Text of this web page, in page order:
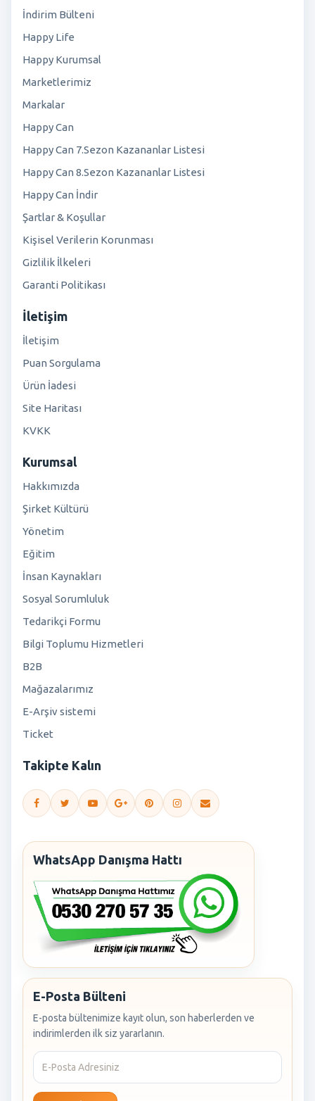
İndirim Bülteni
Happy Life
Happy Kurumsal
Marketlerimiz
Markalar
Happy Can
Happy Can 7.Sezon Kazananlar Listesi
Happy Can 8.Sezon Kazananlar Listesi
Happy Can İndir
Şartlar & Koşullar
Kişisel Verilerin Korunması
Gizlilik İlkeleri
Garanti Politikası
İletişim
İletişim
Puan Sorgulama
Ürün İadesi
Site Haritası
KVKK
Kurumsal
Hakkımızda
Şirket Kültürü
Yönetim
Eğitim
İnsan Kaynakları
Sosyal Sorumluluk
Tedarikçi Formu
Bilgi Toplumu Hizmetleri
B2B
Mağazalarımız
E-Arşiv sistemi
Ticket
Takipte Kalın
WhatsApp Danışma Hattı
E-Posta Bülteni
E-posta bültenimize kayıt olun, son haberlerden ve
indirimlerden ilk siz yararlanın.